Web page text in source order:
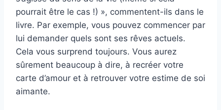
pourrait être le cas !) », commentent-ils dans le
livre. Par exemple, vous pouvez commencer par
lui demander quels sont ses rêves actuels.
Cela vous surprend toujours. Vous aurez
sûrement beaucoup à dire, à recréer votre
carte d’amour et à retrouver votre estime de soi
aimante.